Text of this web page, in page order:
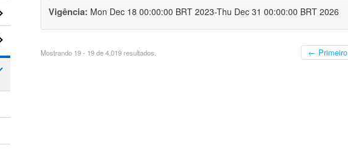
Vigência: Mon Dec 18 00:00:00 BRT 2023-Thu Dec 31 00:00:00 BRT 2026
Mostrando 19 - 19 de 4.019 resultados. ← Primeiro